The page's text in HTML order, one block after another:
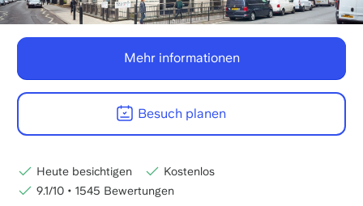
Mehr informationen
Besuch planen
Heute besichtigen
Kostenlos
9.1/10 • 1545 Bewertungen